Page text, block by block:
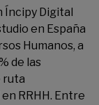
Íncipy Digital
en España
Humanos, a
de las
ruta
RRHH. Entre